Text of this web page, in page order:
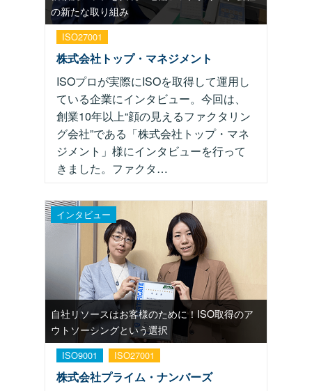
の新たな取り組み
ISO27001
株式会社トップ・マネジメント
ISOプロが実際にISOを取得して運用し
ている企業にインタビュー。今回は、
創業10年以上“顔の見えるファクタリン
グ会社”である「株式会社トップ・マネ
ジメント」様にインタビューを行って
きました。ファクタ…
インタビュー
自社リソースはお客様のために！ISO取得のア
ウトソーシングという選択
ISO9001 ISO27001
株式会社プライム・ナンバーズ